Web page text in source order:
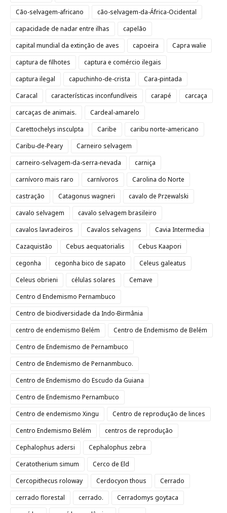
Cão-selvagem-africano
cão-selvagem-da-África-Ocidental
capacidade de nadar entre ilhas
capelão
capital mundial da extinção de aves
capoeira
Capra walie
captura de filhotes
captura e comércio ilegais
captura ilegal
capuchinho-de-crista
Cara-pintada
Caracal
características inconfundíveis carapé
carcaça
carcaças de animais.
Cardeal-amarelo
Carettochelys insculpta
Caribe
caribu norte-americano
Caribu-de-Peary
Carneiro selvagem
carneiro-selvagem-da-serra-nevada
carniça
carnívoro mais raro
carnívoros
Carolina do Norte
castração
Catagonus wagneri
cavalo de Przewalski
cavalo selvagem
cavalo selvagem brasileiro
cavalos lavradeiros
Cavalos selvagens
Cavia Intermedia
Cazaquistão
Cebus aequatorialis
Cebus Kaapori
cegonha
cegonha bico de sapato
Celeus galeatus
Celeus obrieni
células solares
Cemave
Centro d Endemismo Pernambuco
Centro de biodiversidade da Indo-Birmânia
centro de endemismo Belém
Centro de Endemismo de Belém
Centro de Endemismo de Pernambuco
Centro de Endemismo de Pernanmbuco.
Centro de Endemismo do Escudo da Guiana
Centro de Endemismo Pernambuco
Centro de endemismo Xingu
Centro de reprodução de linces
Centro Endemismo Belém
centros de reprodução
Cephalophus adersi
Cephalophus zebra
Ceratotherium simum
Cerco de Eld
Cercopithecus roloway
Cerdocyon thous
Cerrado
cerrado florestal
cerrado.
Cerradomys goytaca